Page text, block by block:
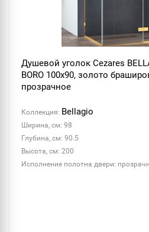
Душевой уголок Cezares
BORO 100x90, золото
прозрачное
Коллекция: Bellagio
Ширина, см: 98
Глубина, см: 90.5
Высота, см: 200
Исполнение полотна двери: